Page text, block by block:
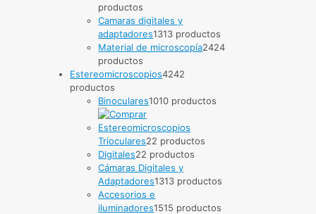
productos
Camaras digitales y
adaptadores1313 productos
Material de microscopía2424
productos
Estereomicroscopios4242
productos
Binoculares1010 productos
Trioculares22 productos
Digitales22 productos
Cámaras Digitales y
Adaptadores1313 productos
Accesorios e
iluminadores1515 productos